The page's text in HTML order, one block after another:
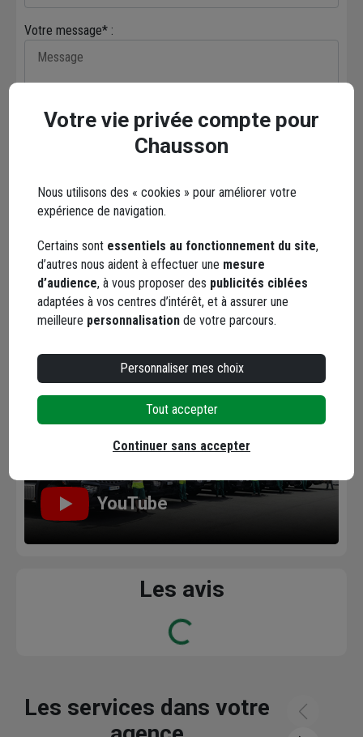
Votre message* :
Les réseaux sociaux
YouTube
Les avis
Loading...
Les services dans votre
Votre vie privée compte pour
Chausson
Nous utilisons des « cookies » pour améliorer votre
expérience de navigation.
Certains sont essentiels au fonctionnement du site,
d’autres nous aident à effectuer une mesure
d’audience, à vous proposer des publicités ciblées
adaptées à vos centres d’intérêt, et à assurer une
meilleure personnalisation de votre parcours.
Personnaliser mes choix
Tout accepter
Continuer sans accepter